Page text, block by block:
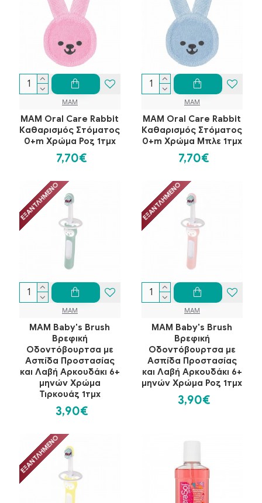
MAM
MAM Oral Care Rabbit
Καθαρισμός Στόματος
0+m Χρώμα Ροζ 1τμχ
7,70€
MAM
MAM Oral Care Rabbit
Καθαρισμός Στόματος
0+m Χρώμα Μπλε 1τμχ
7,70€
ΕΞΑΝΤΛΗΜΈΝΟ
MAM
MAM Baby's Brush
Βρεφική
Οδοντόβουρτσα με
Ασπίδα Προστασίας
και Λαβή Αρκουδάκι 6+
μηνών Χρώμα
Τιρκουάζ 1τμχ
3,90€
ΕΞΑΝΤΛΗΜΈΝΟ
MAM
MAM Baby's Brush
Βρεφική
Οδοντόβουρτσα με
Ασπίδα Προστασίας
και Λαβή Αρκουδάκι 6+
μηνών Χρώμα Ροζ 1τμχ
3,90€
ΕΞΑΝΤΛΗΜΈΝΟ